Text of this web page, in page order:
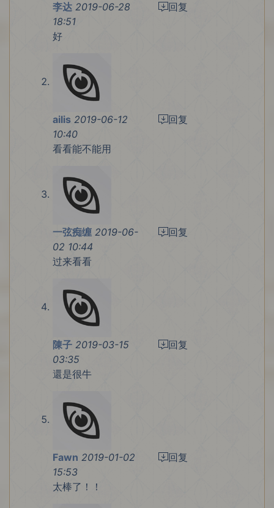
李达 2019-06-28
18:51
好
回复
ailis 2019-06-12
10:40
看看能不能用
回复
一弦痴缠 2019-06-
02 10:44
过来看看
回复
陳子 2019-03-15
03:35
還是很牛
回复
Fawn 2019-01-02
15:53
太棒了！！
回复